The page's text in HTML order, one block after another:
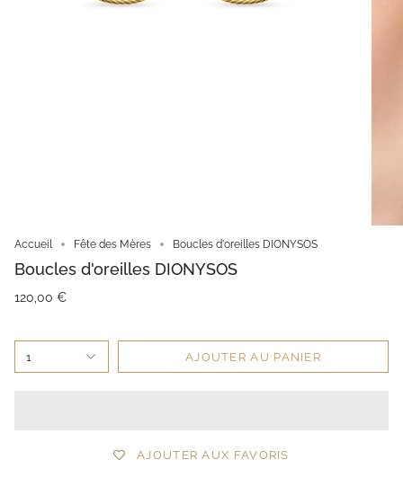
Accueil Fête des Mères Boucles d'oreilles DIONYSOS
Boucles d'oreilles DIONYSOS
120,00 €
1 AJOUTER AU PANIER
AJOUTER AUX FAVORIS